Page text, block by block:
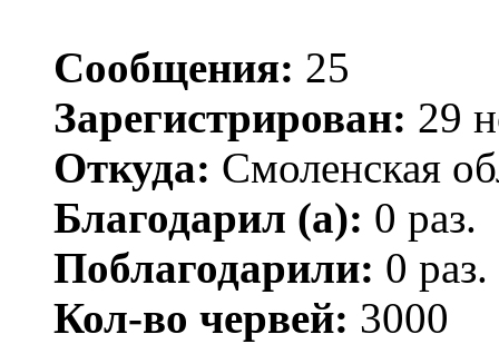
Сообщения: 25
Зарегистрирован: 29
Откуда: Смоленская
Благодарил (а): 0 раз.
Поблагодарили: 0 раз.
Кол-во червей: 3000